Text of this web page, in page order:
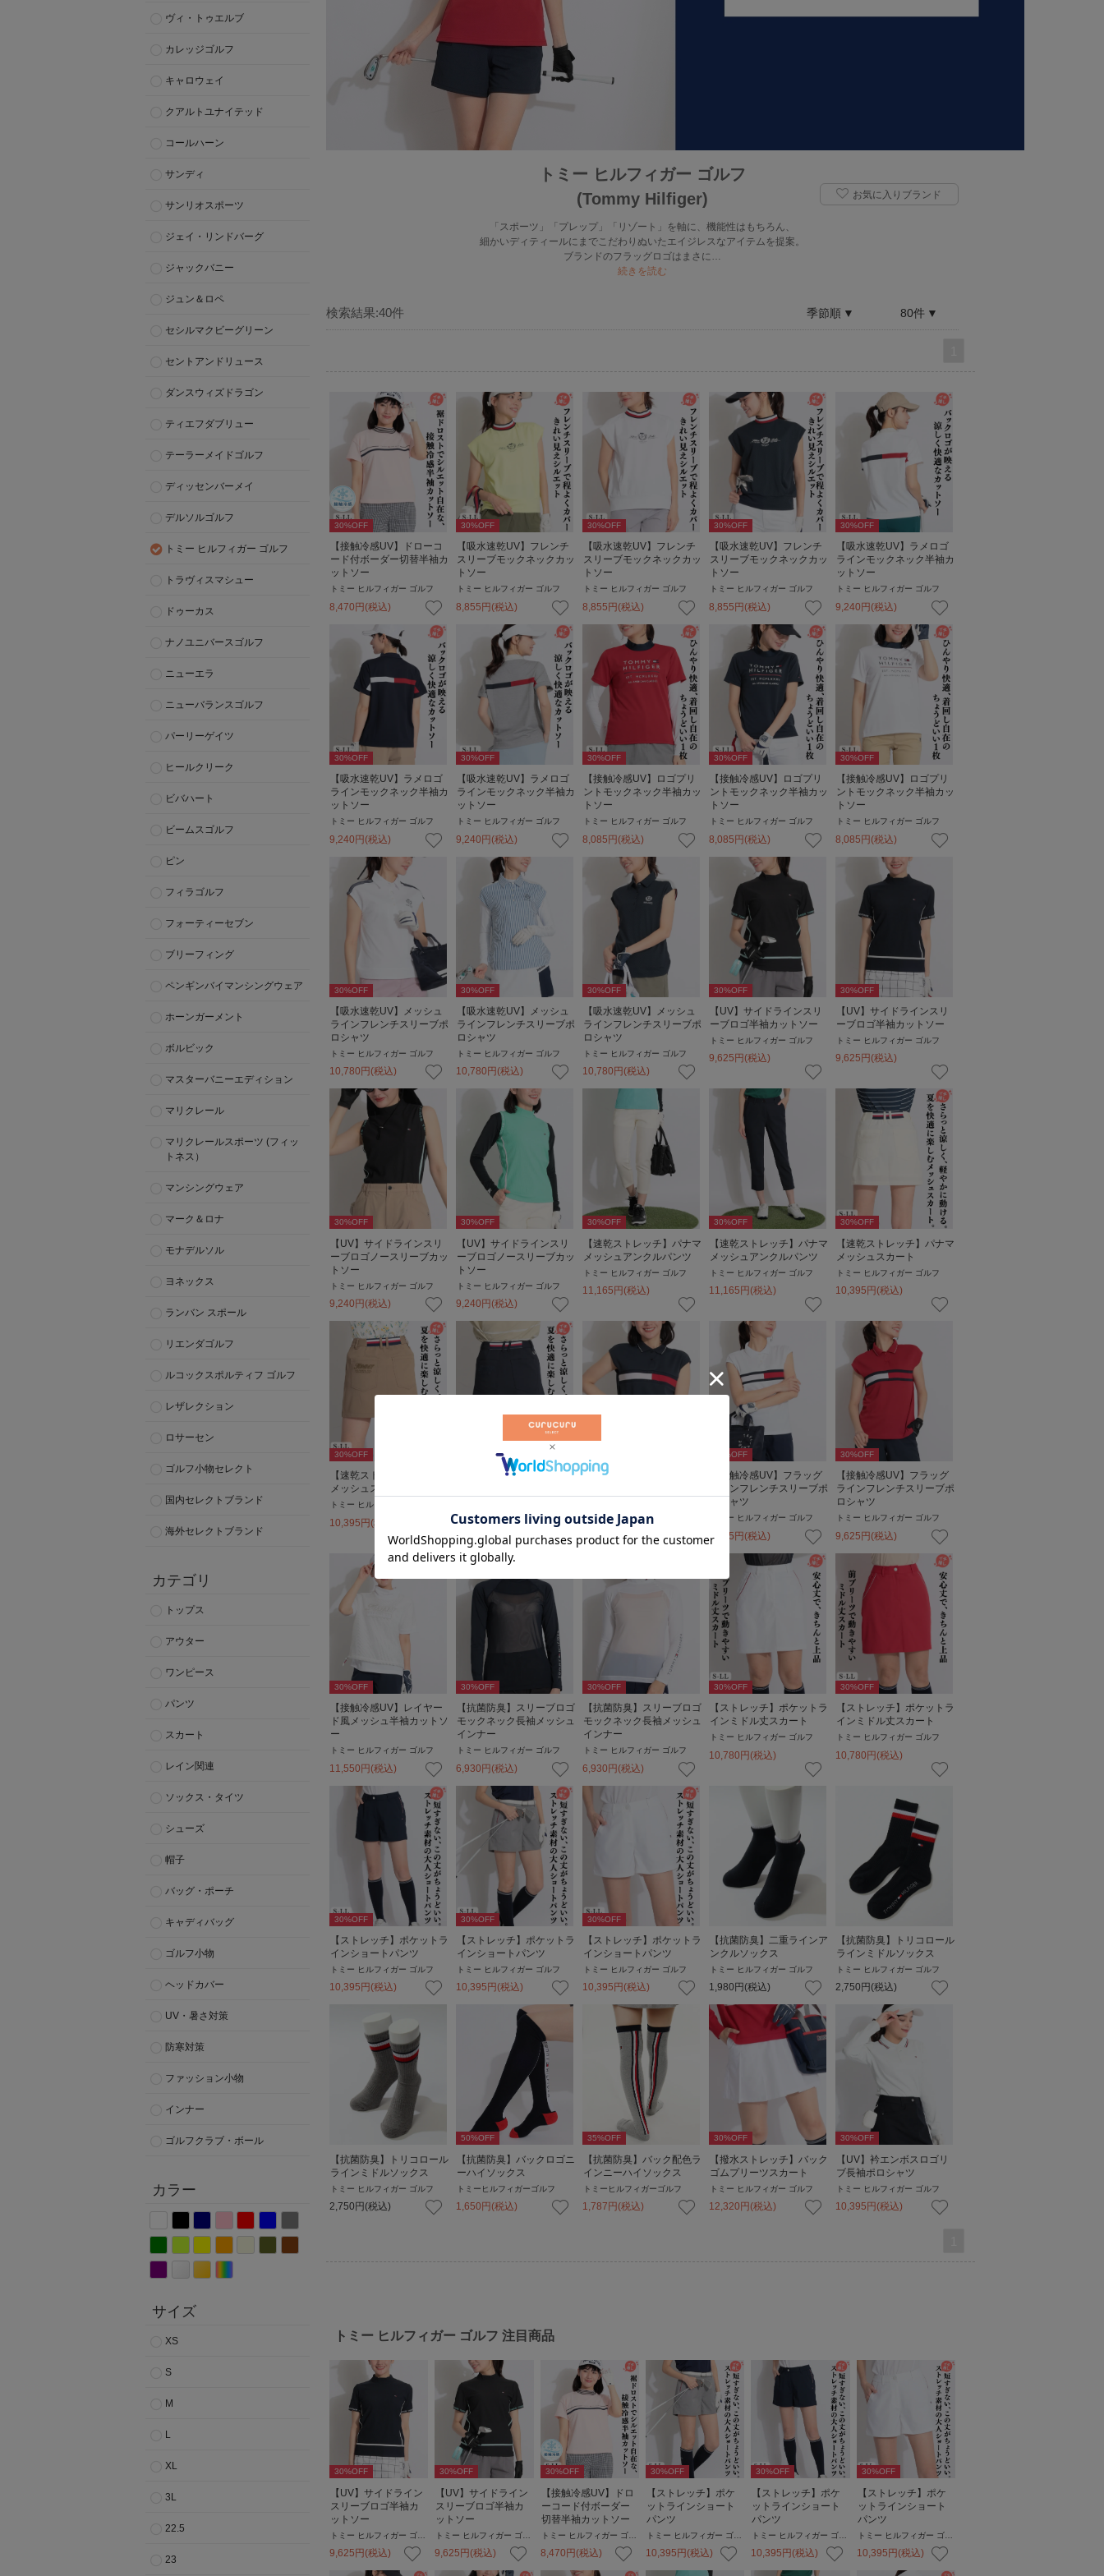
ヴィ・トゥエルブ
カレッジゴルフ
キャロウェイ
クアルトユナイテッド
コールハーン
サンディ
サンリオスポーツ
ジェイ・リンドバーグ
ジャックバニー
ジュン＆ロペ
セシルマクビーグリーン
セントアンドリュース
ダンスウィズドラゴン
ティエフダブリュー
テーラーメイドゴルフ
ディッセンバーメイ
デルソルゴルフ
トミー ヒルフィガー ゴルフ
トラヴィスマシュー
ドゥーカス
ナノユニバースゴルフ
ニューエラ
ニューバランスゴルフ
パーリーゲイツ
ヒールクリーク
ビバハート
ビームスゴルフ
ピン
フィラゴルフ
フォーティーセブン
ブリーフィング
ペンギンバイマンシングウェア
ホーンガーメント
ボルビック
マスターバニーエディション
マリクレール
マリクレールスポーツ (フィッ
トネス）
マンシングウェア
マーク＆ロナ
モナデルソル
ヨネックス
ランバン スポール
リエンダゴルフ
ルコックスポルティフ ゴルフ
レザレクション
ロサーセン
ゴルフ小物セレクト
国内セレクトブランド
海外セレクトブランド
カテゴリ
トップス
アウター
ワンピース
パンツ
スカート
レイン関連
ソックス・タイツ
シューズ
帽子
バッグ・ポーチ
キャディバッグ
ゴルフ小物
ヘッドカバー
UV・暑さ対策
防寒対策
ファッション小物
インナー
ゴルフクラブ・ボール
カラー
サイズ
XS
S
M
L
XL
3L
22.5
23
トミー ヒルフィガー ゴルフ
(Tommy Hilfiger)
お気に入りブランド
「スポーツ」「プレップ」「リゾート」を軸に、機能性はもちろん、
細かいディティールにまでこだわりぬいたエイジレスなアイテムを提案。
ブランドのフラッグロゴはまさに…
続きを読む
検索結果:40件 季節順 80件
30%OFF
【接触冷感UV】ドローコ
ード付ボーダー切替半袖カ
ットソー
トミー ヒルフィガー ゴルフ
8,470円(税込)
30%OFF
【吸水速乾UV】フレンチ
スリーブモックネックカッ
トソー
トミー ヒルフィガー ゴルフ
8,855円(税込)
30%OFF
【吸水速乾UV】フレンチ
スリーブモックネックカッ
トソー
トミー ヒルフィガー ゴルフ
8,855円(税込)
30%OFF
【吸水速乾UV】フレンチ
スリーブモックネックカッ
トソー
トミー ヒルフィガー ゴルフ
8,855円(税込)
30%OFF
【吸水速乾UV】ラメロゴ
ラインモックネック半袖カ
ットソー
トミー ヒルフィガー ゴルフ
9,240円(税込)
30%OFF
【吸水速乾UV】ラメロゴ
ラインモックネック半袖カ
ットソー
トミー ヒルフィガー ゴルフ
9,240円(税込)
30%OFF
【吸水速乾UV】ラメロゴ
ラインモックネック半袖カ
ットソー
トミー ヒルフィガー ゴルフ
9,240円(税込)
30%OFF
【接触冷感UV】ロゴプリ
ントモックネック半袖カッ
トソー
トミー ヒルフィガー ゴルフ
8,085円(税込)
30%OFF
【接触冷感UV】ロゴプリ
ントモックネック半袖カッ
トソー
トミー ヒルフィガー ゴルフ
8,085円(税込)
30%OFF
【接触冷感UV】ロゴプリ
ントモックネック半袖カッ
トソー
トミー ヒルフィガー ゴルフ
8,085円(税込)
30%OFF
【吸水速乾UV】メッシュ
ラインフレンチスリーブポ
ロシャツ
トミー ヒルフィガー ゴルフ
10,780 円 (税込)
30%OFF
【吸水速乾UV】メッシュ
ラインフレンチスリーブポ
ロシャツ
トミー ヒルフィガー ゴルフ
10,780 円 (税込)
30%OFF
【吸水速乾UV】メッシュ
ラインフレンチスリーブポ
ロシャツ
トミー ヒルフィガー ゴルフ
10,780 円 (税込)
30%OFF
【UV】サイドラインスリ
ーブロゴ半袖カットソー
トミー ヒルフィガー ゴルフ
9,625 円 (税込)
30%OFF
【UV】サイドラインスリ
ーブロゴ半袖カットソー
トミー ヒルフィガー ゴルフ
9,625 円 (税込)
30%OFF
【UV】サイドラインスリ
ーブロゴノースリーブカッ
トソー
トミー ヒルフィガー ゴルフ
9,240 円 (税込)
30%OFF
【UV】サイドラインスリ
ーブロゴノースリーブカッ
トソー
トミー ヒルフィガー ゴルフ
9,240 円 (税込)
30%OFF
【速乾ストレッチ】パナマ
メッシュアンクルパンツ
トミー ヒルフィガー ゴルフ
11,165 円 (税込)
30%OFF
【速乾ストレッチ】パナマ
メッシュアンクルパンツ
トミー ヒルフィガー ゴルフ
11,165 円 (税込)
30%OFF
【速乾ストレッチ】パナマ
メッシュスカート
トミー ヒルフィガー ゴルフ
10,395 円 (税込)
30%OFF
【速乾ストレッチ】パナマ
メッシュスカート
トミー ヒルフィガー ゴルフ
10,395円(税込)
【速乾ストレッチ】パナマ
10,395円(税込)
【接触冷感UV】フラッグ
トミー ヒルフィガー ゴルフ
9,625円(税込)
%OFF
【接触冷感UV】フラッグ
ラインフレンチスリーブポ
ロシャツ
トミー ヒルフィガー ゴルフ
9,625円(税込)
30%OFF
【接触冷感UV】フラッグ
ラインフレンチスリーブポ
ロシャツ
トミー ヒルフィガー ゴルフ
9,625円(税込)
30%OFF
【接触冷感UV】レイヤー
ド風メッシュ半袖カットソ
ー
トミー ヒルフィガー ゴルフ
11,550円(税込)
30%OFF
【抗菌防臭】スリーブロゴ
モックネック長袖メッシュ
インナー
トミー ヒルフィガー ゴルフ
6,930円(税込)
30%OFF
【抗菌防臭】スリーブロゴ
モックネック長袖メッシュ
インナー
トミー ヒルフィガー ゴルフ
6,930円(税込)
30%OFF
【ストレッチ】ポケットラ
インミドル丈スカート
トミー ヒルフィガー ゴルフ
10,780円(税込)
30%OFF
【ストレッチ】ポケットラ
インミドル丈スカート
トミー ヒルフィガー ゴルフ
10,780円(税込)
30%OFF
【ストレッチ】ポケットラ
インショートパンツ
トミー ヒルフィガー ゴルフ
10,395 円 (税込)
30%OFF
【ストレッチ】ポケットラ
インショートパンツ
トミー ヒルフィガー ゴルフ
10,395 円 (税込)
30%OFF
【ストレッチ】ポケットラ
インショートパンツ
トミー ヒルフィガー ゴルフ
10,395 円 (税込)
【抗菌防臭】二重ラインア
ンクルソックス
トミー ヒルフィガー ゴルフ
1,980 円(税込)
【抗菌防臭】トリコロール
ラインミドルソックス
トミー ヒルフィガー ゴルフ
2,750 円(税込)
【抗菌防臭】トリコロール
ラインミドルソックス
トミー ヒルフィガー ゴルフ
2,750 円(税込)
50%OFF
【抗菌防臭】バックロゴニ
ーハイソックス
トミーヒルフィガーゴルフ
1,650 円 (税込)
35%OFF
【抗菌防臭】バック配色ラ
インニーハイソックス
トミーヒルフィガーゴルフ
1,787 円 (税込)
30%OFF
【撥水ストレッチ】バック
ゴムプリーツスカート
トミー ヒルフィガー ゴルフ
12,320 円 (税込)
30%OFF
【UV】衿エンボスロゴリ
ブ長袖ポロシャツ
トミー ヒルフィガー ゴルフ
10,395 円 (税込)
トミー ヒルフィガー ゴルフ 注目商品
30%OFF
【UV】サイドライン
スリーブロゴ半袖カ
ットソー
9,625 円 (税込)
30%OFF
【UV】サイドライン
スリーブロゴ半袖カ
ットソー
9,625 円 (税込)
30%OFF
【接触冷感UV】ドロ
ーコード付ボーダー
切替半袖カットソー
トミー ヒルフィガー ゴルフ
8,470 円 (税込)
30%OFF
【ストレッチ】ポケ
ットラインショート
パンツ
トミー ヒルフィガー ゴルフ
10,395 円 (税込)
30%OFF
【ストレッチ】ポケ
ットラインショート
パンツ
10,395 円 (税込)
30%OFF
【ストレッチ】ポケ
ットラインショート
パンツ
トミー ヒルフィガー ゴルフ
10,395 円 (税込)